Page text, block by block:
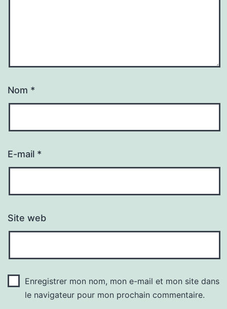
Nom *
E-mail *
Site web
Enregistrer mon nom, mon e-mail et mon site dans
le navigateur pour mon prochain commentaire.